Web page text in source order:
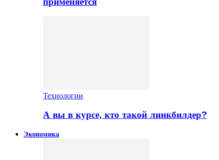
Технологии
А вы в курсе, кто такой линкбилдер?
Экономика